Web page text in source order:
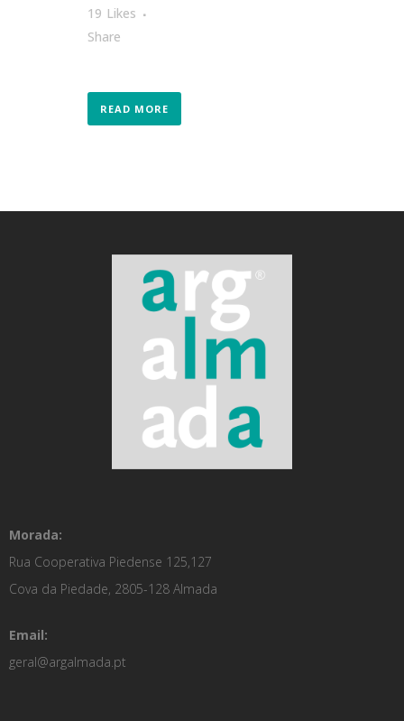
19 Likes
Share
READ MORE
Morada:
Rua Cooperativa Piedense 125,127
Cova da Piedade, 2805-128 Almada
Email:
geral@argalmada.pt